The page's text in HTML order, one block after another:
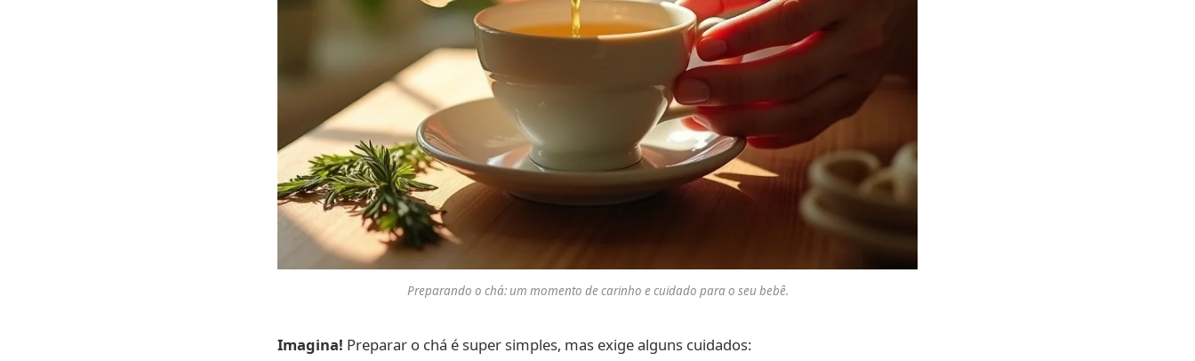
Preparando o chá: um momento de carinho e cuidado para o seu bebê.
Imagina! Preparar o chá é super simples, mas exige alguns cuidados: